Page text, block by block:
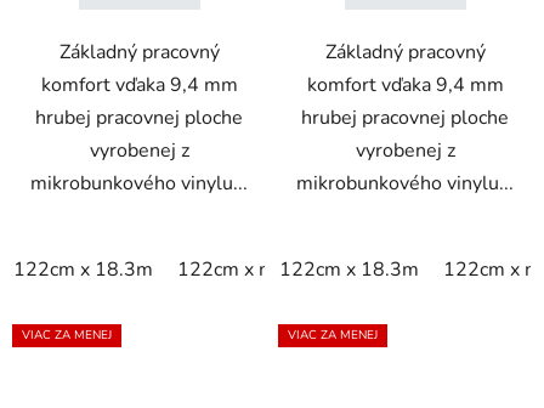
Základný pracovný
komfort vďaka 9,4 mm
hrubej pracovnej ploche
vyrobenej z
mikrobunkového vinylu...
122cm x 18.3m 122cm x m 60cm x 18.3m 60cm x
Základný pracovný
komfort vďaka 9,4 mm
hrubej pracovnej ploche
vyrobenej z
mikrobunkového vinylu...
122cm x 18.3m 122cm x m
VIAC ZA MENEJ VIAC ZA MENEJ